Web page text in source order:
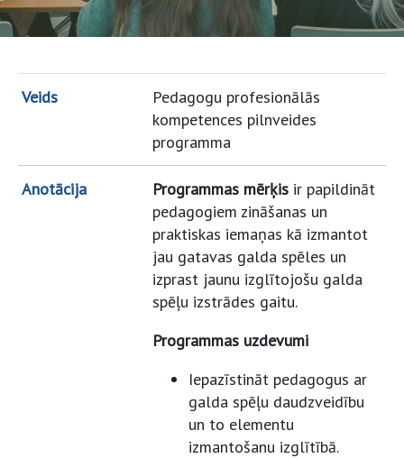
Veids
Pedagogu profesionālās
kompetences pilnveides
programma
Anotācija Programmas mērķisir papildināt
pedagogiem zināšanas un
praktiskas iemaņas kā izmantot
jau gatavas galda spēles un
izprast jaunu izglītojošu galda
spēļu izstrādes gaitu.
Programmas uzdevumi
Iepazīstināt pedagogus ar
galda spēļu daudzveidību
un to elementu
izmantošanu izglītībā.